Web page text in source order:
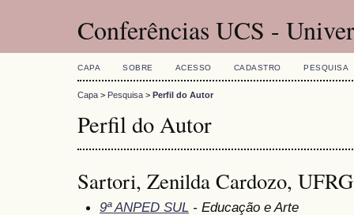
Conferências UCS -
CAPA SOBRE ACESSO CADASTRO PESQUISA
Capa > Pesquisa > Perfil do Autor
Perfil do Autor
Sartori, Zenilda Cardozo,
9ª ANPED SUL - Educação e Arte